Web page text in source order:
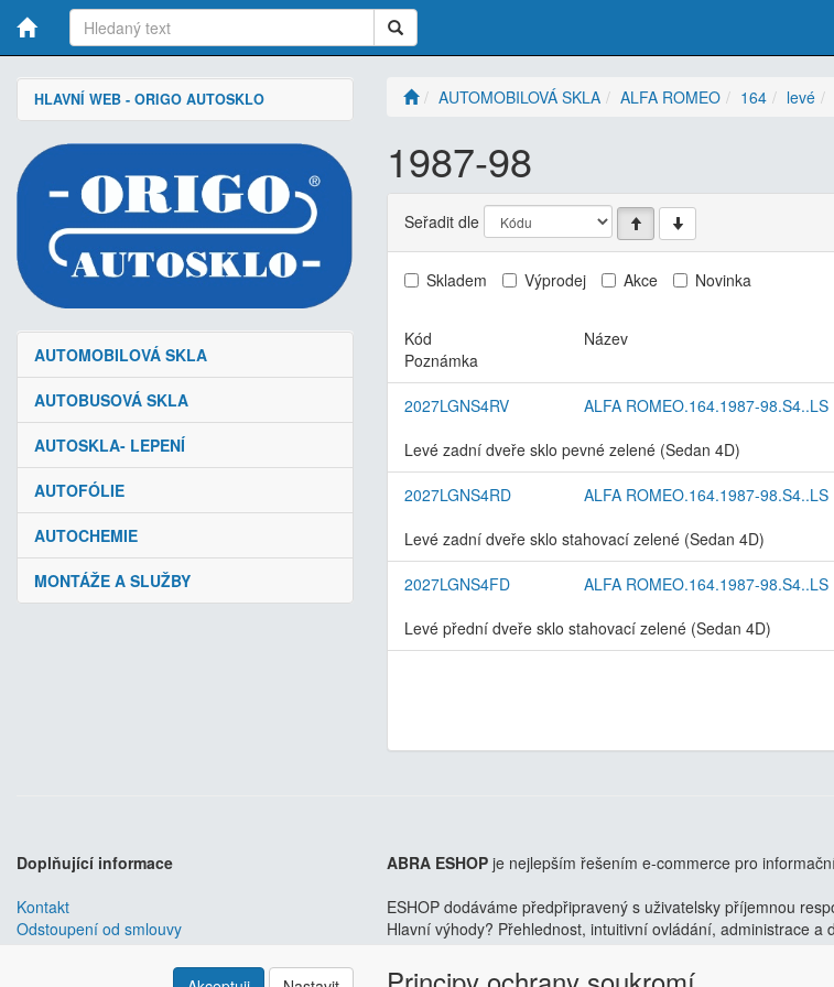
HLAVNÍ WEB - ORIGO AUTOSKLO
AUTOMOBILOVÁ SKLA
AUTOBUSOVÁ SKLA
AUTOSKLA- LEPENÍ
AUTOFÓLIE
AUTOCHEMIE
MONTÁŽE A SLUŽBY
AUTOMOBILOVÁ SKLA ALFA ROMEO 164 levé
1987-98
Seřadit dle
Skladem Výprodej Akce Novinka
Kód Název
Poznámka
2027LGNS4RV ALFA ROMEO.164.1987-98.S4..LS
Levé zadní dveře sklo pevné zelené (Sedan 4D)
2027LGNS4RD ALFA ROMEO.164.1987-98.S4..LS
Levé zadní dveře sklo stahovací zelené (Sedan 4D)
2027LGNS4FD ALFA ROMEO.164.1987-98.S4..LS
Levé přední dveře sklo stahovací zelené (Sedan 4D)
Doplňující informace
Kontakt
Odstoupení od smlouvy
ABRA ESHOP je nejlepším řešením e-commerce pro
ESHOP dodáváme předpřipravený s uživatelsky příjemnou
Hlavní výhody? Přehlednost, intuitivní ovládání, administrace a